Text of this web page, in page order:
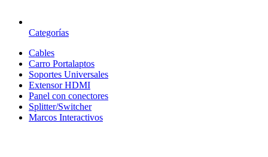
Categorías
Cables
Carro Portalaptos
Soportes Universales
Extensor HDMI
Panel con conectores
Splitter/Switcher
Marcos Interactivos